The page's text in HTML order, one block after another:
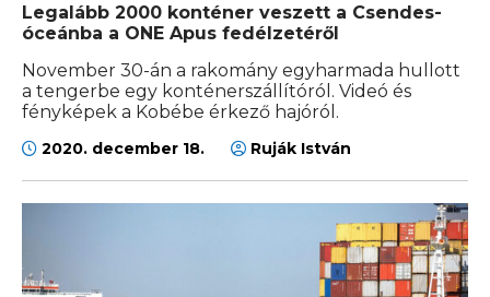
Legalább 2000 konténer veszett a Csendes-
óceánba a ONE Apus fedélzetéről
November 30-án a rakomány egyharmada hullott
a tengerbe egy konténerszállítóról. Videó és
fényképek a Kobébe érkező hajóról.
2020. december 18. Ruják István